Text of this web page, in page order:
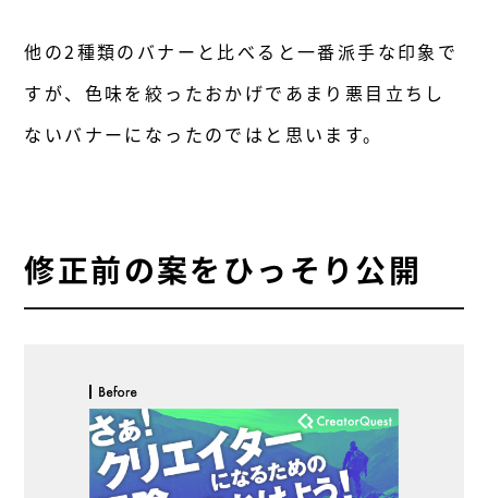
他の2種類のバナーと比べると一番派手な印象で
すが、色味を絞ったおかげであまり悪目立ちし
ないバナーになったのではと思います。
修正前の案をひっそり公開